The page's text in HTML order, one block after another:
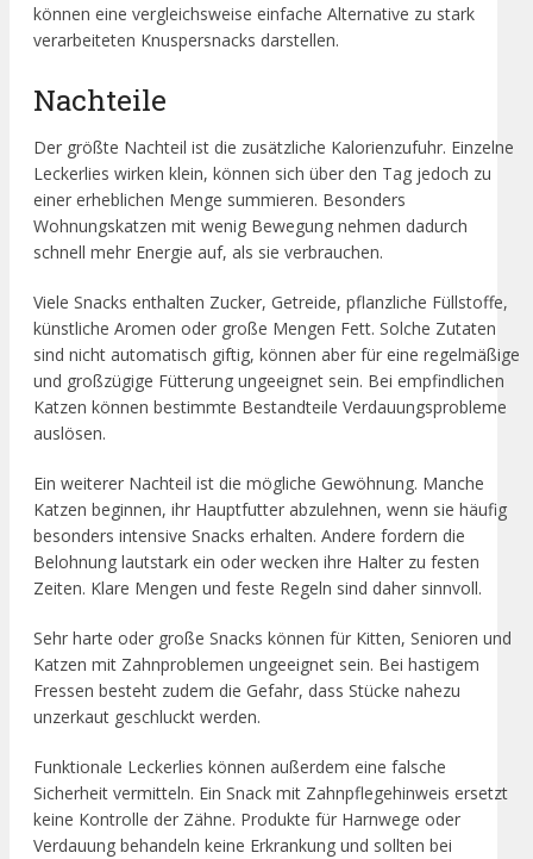
können eine vergleichsweise einfache Alternative zu stark
verarbeiteten Knuspersnacks darstellen.
Nachteile
Der größte Nachteil ist die zusätzliche Kalorienzufuhr. Einzelne
Leckerlies wirken klein, können sich über den Tag jedoch zu
einer erheblichen Menge summieren. Besonders
Wohnungskatzen mit wenig Bewegung nehmen dadurch
schnell mehr Energie auf, als sie verbrauchen.
Viele Snacks enthalten Zucker, Getreide, pflanzliche Füllstoffe,
künstliche Aromen oder große Mengen Fett. Solche Zutaten
sind nicht automatisch giftig, können aber für eine regelmäßige
und großzügige Fütterung ungeeignet sein. Bei empfindlichen
Katzen können bestimmte Bestandteile Verdauungsprobleme
auslösen.
Ein weiterer Nachteil ist die mögliche Gewöhnung. Manche
Katzen beginnen, ihr Hauptfutter abzulehnen, wenn sie häufig
besonders intensive Snacks erhalten. Andere fordern die
Belohnung lautstark ein oder wecken ihre Halter zu festen
Zeiten. Klare Mengen und feste Regeln sind daher sinnvoll.
Sehr harte oder große Snacks können für Kitten, Senioren und
Katzen mit Zahnproblemen ungeeignet sein. Bei hastigem
Fressen besteht zudem die Gefahr, dass Stücke nahezu
unzerkaut geschluckt werden.
Funktionale Leckerlies können außerdem eine falsche
Sicherheit vermitteln. Ein Snack mit Zahnpflegehinweis ersetzt
keine Kontrolle der Zähne. Produkte für Harnwege oder
Verdauung behandeln keine Erkrankung und sollten bei